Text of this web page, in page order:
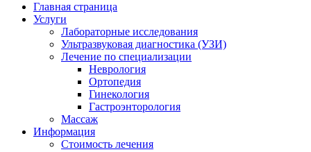
Главная страница
Услуги
Лабораторные исследования
Ультразвуковая диагностика (УЗИ)
Лечение по специализации
Неврология
Ортопедия
Гинекология
Гастроэнторология
Массаж
Информация
Стоимость лечения